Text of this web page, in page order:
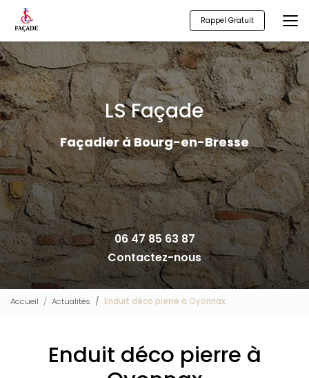
contenu
principal
Rappel Gratuit
LS Façade
Façadier à Bourg-en-Bresse
06 47 85 63 87
Contactez-nous
Accueil Actualités Enduit déco pierre à Oyonnax
Enduit déco pierre à